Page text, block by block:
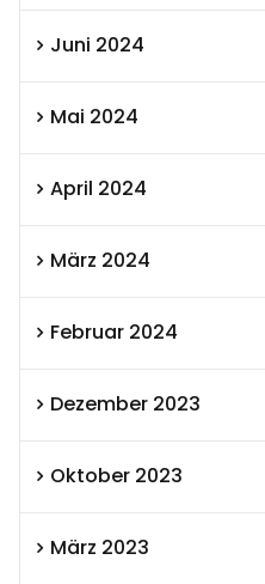
Juni 2024
Mai 2024
April 2024
März 2024
Februar 2024
Dezember 2023
Oktober 2023
März 2023